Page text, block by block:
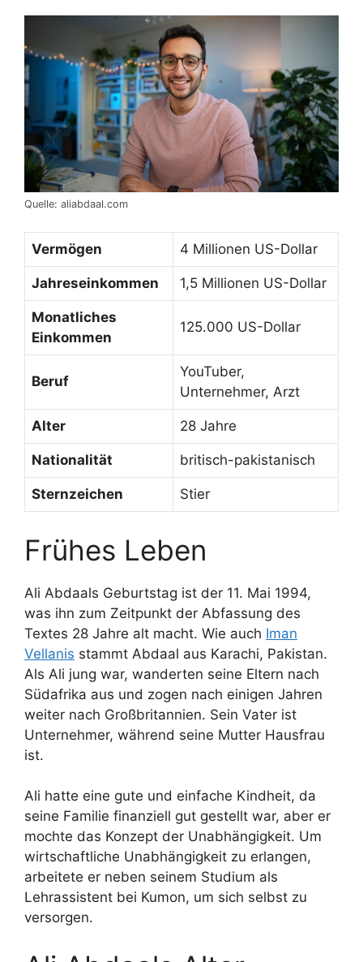
Quelle: aliabdaal.com
Vermögen 4 Millionen US-Dollar
Jahreseinkommen 1,5 Millionen US-Dollar
Monatliches
Einkommen
125.000 US-Dollar
Beruf
YouTuber,
Unternehmer, Arzt
Alter 28 Jahre
Nationalität britisch-pakistanisch
Sternzeichen Stier
Frühes Leben
Ali Abdaals Geburtstag ist der 11. Mai 1994,
was ihn zum Zeitpunkt der Abfassung des
Textes 28 Jahre alt macht. Wie auch Iman
Vellanis stammt Abdaal aus Karachi, Pakistan.
Als Ali jung war, wanderten seine Eltern nach
Südafrika aus und zogen nach einigen Jahren
weiter nach Großbritannien. Sein Vater ist
Unternehmer, während seine Mutter Hausfrau
ist.
Ali hatte eine gute und einfache Kindheit, da
seine Familie finanziell gut gestellt war, aber er
mochte das Konzept der Unabhängigkeit. Um
wirtschaftliche Unabhängigkeit zu erlangen,
arbeitete er neben seinem Studium als
Lehrassistent bei Kumon, um sich selbst zu
versorgen.